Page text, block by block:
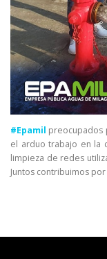
#Epamil preocupados
el arduo trabajo en la
limpieza de redes
Juntos contribuimos